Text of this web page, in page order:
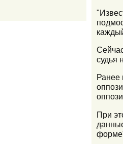
судья
Ранее
При